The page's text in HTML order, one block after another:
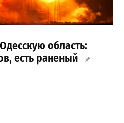
область:
есть раненый